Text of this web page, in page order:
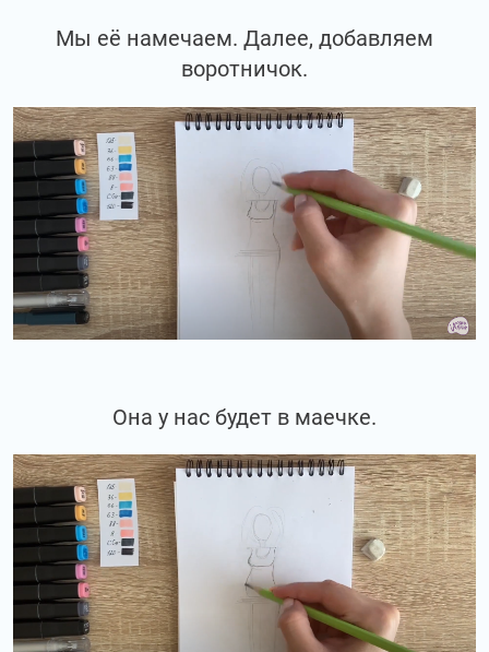
Мы её намечаем. Далее, добавляем
воротничок.
Она у нас будет в маечке.